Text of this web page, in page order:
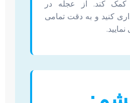
کمک کند. از عجله در
کنید و به دقت تمامی